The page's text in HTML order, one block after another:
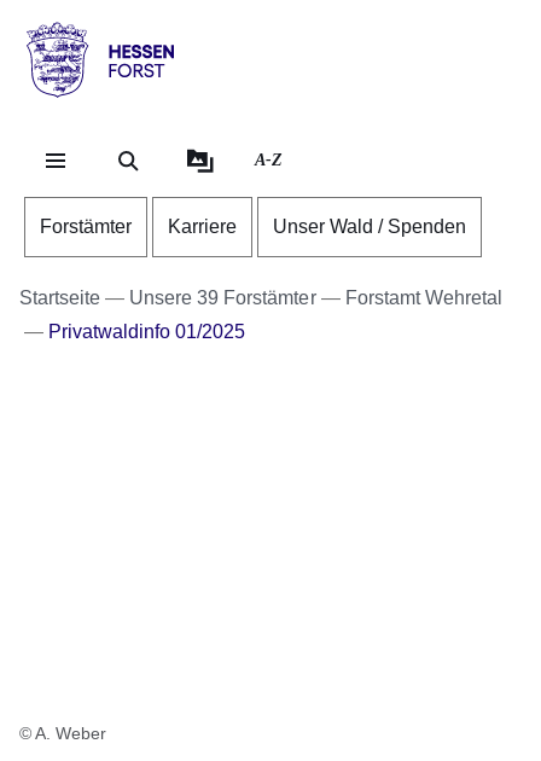
Hessen
Forst
A-Z
Forstämter Karriere Unser Wald / Spenden
Startseite Unsere 39 Forstämter
Forstamt Wehretal
Privatwaldinfo 01/2025
© A. Weber